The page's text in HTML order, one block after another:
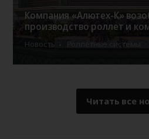
Компания «Алютех-К»
производство роллет и
Новость Роллетные системы
Читать все